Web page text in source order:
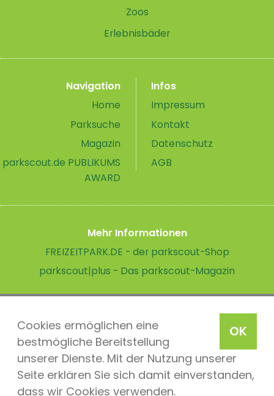
OK
Cookies ermöglichen eine
bestmögliche Bereitstellung
unserer Dienste. Mit der Nutzung unserer
Seite erklären Sie sich damit einverstanden,
dass wir Cookies verwenden.
Zoos
Erlebnisbäder
Navigation
Home
Parksuche
Magazin
parkscout.de PUBLIKUMS
AWARD
Infos
Impressum
Kontakt
Datenschutz
AGB
Mehr Informationen
FREIZEITPARK.DE - der parkscout-Shop
parkscout|plus - Das parkscout-Magazin